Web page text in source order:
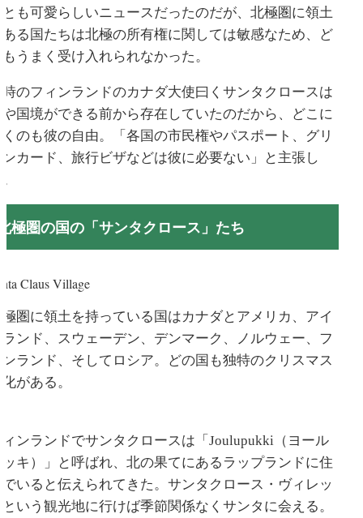
も可愛らしいニュースだったのだが、北極圏に領土
る国たちは北極の所有権に関しては敏感なため、ど
うまく受け入れられなかった。
のフィンランドのカナダ大使曰くサンタクロースは
国境ができる前から存在していたのだから、どこに
のも彼の自由。「各国の市民権やパスポート、グリ
カード、旅行ビザなどは彼に必要ない」と主張し
極圏の国の「サンタクロース」たち
Claus Village
圏に領土を持っている国はカナダとアメリカ、アイ
ンド、スウェーデン、デンマーク、ノルウェー、フ
ランド、そしてロシア。どの国も独特のクリスマス
がある。
ンランドでサンタクロースは「Joulupukki（ヨール
キ）」と呼ばれ、北の果てにあるラップランドに住
いると伝えられてきた。サンタクロース・ヴィレッ
いう観光地に行けば季節関係なくサンタに会える。